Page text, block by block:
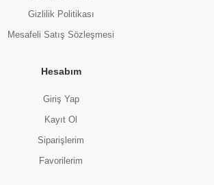
Gizlilik Politikası
Mesafeli Satış Sözleşmesi
Hesabım
Giriş Yap
Kayıt Ol
Siparişlerim
Favorilerim